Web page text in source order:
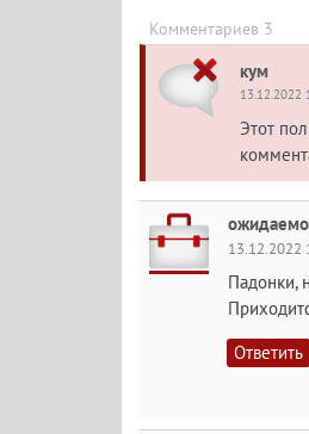
Комментариев 3
кум
13.12.2022
Этот
13.12.2022
Падонки,
Ответить